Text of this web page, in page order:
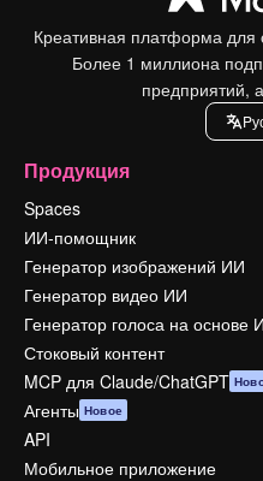
Креативная платформа для
Более 1 миллиона
предприятий,
Продукция
Spaces
ИИ-помощник
Генератор изображений ИИ
Генератор видео ИИ
Генератор голоса на основе
Стоковый контент
MCP для Claude/ChatGPT
Агенты Новое
API
Мобильное приложение